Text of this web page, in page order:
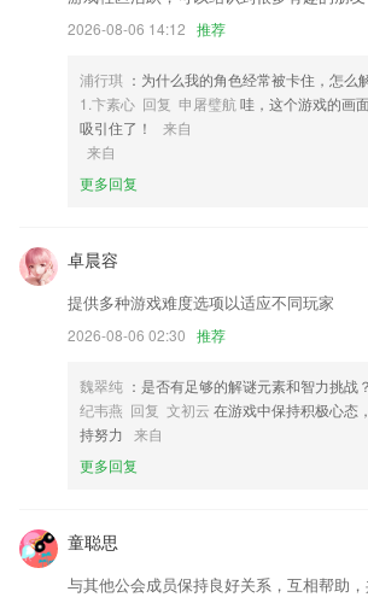
4,各种资讯丰富齐全，手机一键就可以让你在线去
5,有时候感觉脸上干干的？不如用实时温湿度计看
温度湿度，这样你才可以更好的决定是否出门。或
并不能代表什么，但了解舒适度完全可以为你的出
全讯网娱乐软件优势
1.【照片涂鸦】亲子时光是每个家庭快乐的时光，
起涂鸦吧，尽情的和宝宝一起放肆开心。
2.办公效率：Microsoft、Apple、Google、SAP、
3.在线学习海量优质的教学辅导资源，所有内容全
4.组合朗读，可以根据需求进行随意的组合想要听
5.根据自己的知识掌握情况来选择合适的学习模式
6.根据自己的知识掌握情况来选择合适的学习模
好；
2026-08-06 14:12 推荐
浦行琪 ：为什么我的角色经常被卡住，怎么
1.卞素心 回复 申屠璧航 哇，这个游戏的画
吸引住了！
来自
来自
更多回复
卓晨容
提供多种游戏难度选项以适应不同玩家
2026-08-06 02:30 推荐
魏翠纯 ：是否有足够的解谜元素和智力挑战？
纪韦燕 回复 文初云 在游戏中保持积极心态
持努力 来自
更多回复
童聪思
与其他公会成员保持良好关系，互相帮助，